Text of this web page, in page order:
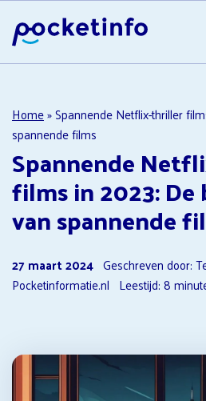
Home»Spannende Netflix-thriller
spannende films
Spannende
films in 2023:
van spannende
27 maart 2024 Geschreven door:
Pocketinformatie.nl Leestijd:8